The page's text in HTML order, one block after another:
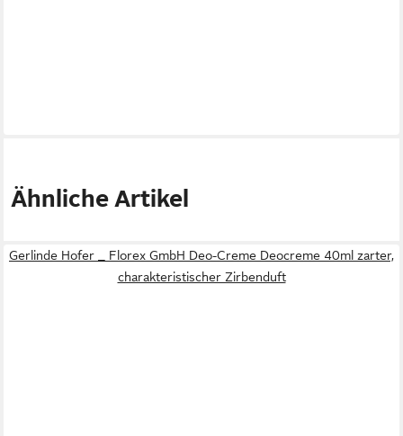
Ähnliche Artikel
Gerlinde Hofer _ Florex GmbH Deo-Creme Deocreme 40ml zarter,
charakteristischer Zirbenduft